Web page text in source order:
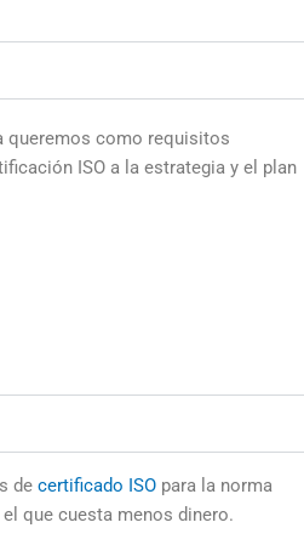
queremos como requisitos
ISO a la estrategia y el plan
de certificado ISO para la norma
que cuesta menos dinero.